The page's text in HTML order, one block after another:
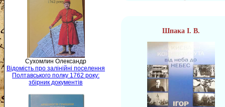
Сухомлин Олександр
Відомість про залінійні поселення
Полтавського полку 1762 року:
збірник документів
Шпака І. В.